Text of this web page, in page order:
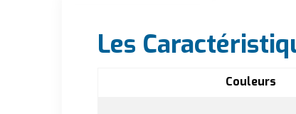
Description
Les
Couleurs